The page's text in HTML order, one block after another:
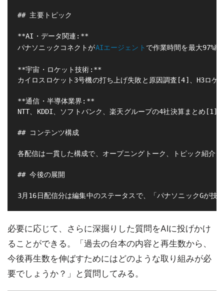
## 主要トピック
**AI・データ関連:**
パナソニックコネクトがAIエージェント で作業時間を最大97%
**宇宙・ロケット技術:**
カイロスロケット3号機の打ち上げ失敗と原因調査[4]、H3ロ
**通信・半導体業界:**
NTT、KDDI、ソフトバンク、楽天グループの4社決算まとめ
## コンテンツ構成
各配信は一貫した構成で、オープニングトーク、トピック紹
## 今後の展開
必要に応じて、さらに深掘りした質問をAIに投げかけ
ることができる。「過去の台本の内容と再生数から、
今後再生数を伸ばすためにはどのような取り組みが必
要でしょうか？」と質問してみる。